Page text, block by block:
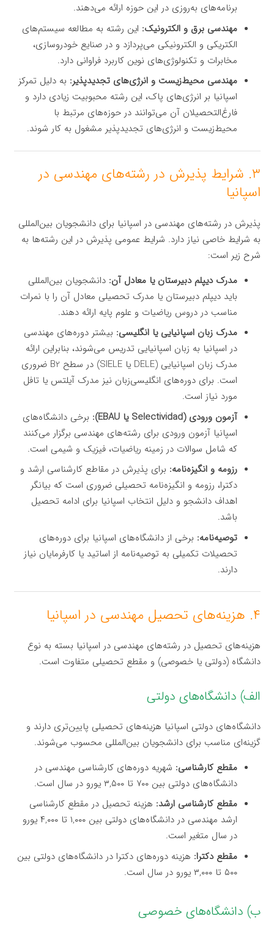
برنامه‌های به‌روزی در این حوزه ارائه می‌دهند.
مهندسی برق و الکترونیک: این رشته به مطالعه سیستم‌های
الکتریکی و الکترونیکی می‌پردازد و در صنایع خودروسازی،
مخابرات و تکنولوژی‌های نوین کاربرد فراوانی دارد.
مهندسی محیط‌زیست و انرژی‌های تجدیدپذیر: به دلیل تمرکز
اسپانیا بر انرژی‌های پاک، این رشته محبوبیت زیادی دارد و
فارغ‌التحصیلان آن می‌توانند در حوزه‌های مرتبط با
محیط‌زیست و انرژی‌های تجدیدپذیر مشغول به کار شوند.
۳. شرایط پذیرش در رشته‌های مهندسی در
اسپانیا
پذیرش در رشته‌های مهندسی در اسپانیا برای دانشجویان بین‌المللی
به شرایط خاصی نیاز دارد. شرایط عمومی پذیرش در این رشته‌ها به
شرح زیر است:
مدرک دیپلم دبیرستان یا معادل آن: دانشجویان بین‌المللی
باید دیپلم دبیرستان یا مدرک تحصیلی معادل آن را با نمرات
مناسب در دروس ریاضیات و علوم پایه ارائه دهند.
مدرک زبان اسپانیایی یا انگلیسی: بیشتر دوره‌های مهندسی
در اسپانیا به زبان اسپانیایی تدریس می‌شوند، بنابراین ارائه
مدرک زبان اسپانیایی (DELE یا SIELE) در سطح B2 ضروری
است. برای دوره‌های انگلیسی‌زبان نیز مدرک آیلتس یا تافل
مورد نیاز است.
آزمون ورودی (Selectividad یا EBAU):
برخی دانشگاه‌های
اسپانیا آزمون ورودی برای رشته‌های مهندسی برگزار می‌کنند
که شامل سوالات در زمینه ریاضیات، فیزیک و شیمی است.
رزومه و انگیزه‌نامه: برای پذیرش در مقاطع کارشناسی ارشد و
دکترا، رزومه و انگیزه‌نامه تحصیلی ضروری است که بیانگر
اهداف دانشجو و دلیل انتخاب اسپانیا برای ادامه تحصیل
باشد.
توصیه‌نامه: برخی از دانشگاه‌های اسپانیا برای دوره‌های
تحصیلات تکمیلی به توصیه‌نامه از اساتید یا کارفرمایان نیاز
دارند.
۴. هزینه‌های تحصیل مهندسی در اسپانیا
هزینه‌های تحصیل در رشته‌های مهندسی در اسپانیا بسته به نوع
دانشگاه (دولتی یا خصوصی) و مقطع تحصیلی متفاوت است.
الف) دانشگاه‌های دولتی
دانشگاه‌های دولتی اسپانیا هزینه‌های تحصیلی پایین‌تری دارند و
گزینه‌ای مناسب برای دانشجویان بین‌المللی محسوب می‌شوند.
مقطع کارشناسی: شهریه دوره‌های کارشناسی مهندسی در
دانشگاه‌های دولتی بین ۷۰۰ تا ۳,۵۰۰ یورو در سال است.
مقطع کارشناسی ارشد: هزینه تحصیل در مقطع کارشناسی
ارشد مهندسی در دانشگاه‌های دولتی بین ۱,۰۰۰ تا ۴,۰۰۰ یورو
در سال متغیر است.
مقطع دکترا: هزینه دوره‌های دکترا در دانشگاه‌های دولتی بین
۵۰۰ تا ۳,۰۰۰ یورو در سال است.
ب) دانشگاه‌های خصوصی